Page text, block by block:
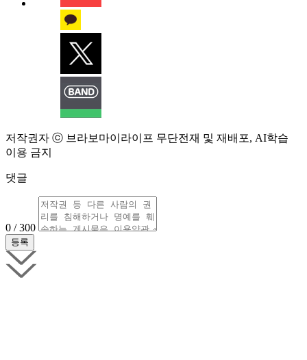
저작권자 ⓒ 브라보마이라이프 무단전재 및 재배포, AI학습
이용 금지
댓글
0 / 300